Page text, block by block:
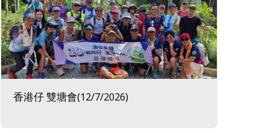
香港仔 雙塘會(12/7/2026)